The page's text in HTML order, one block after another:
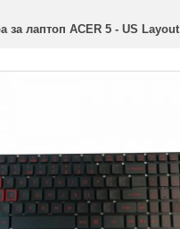
за лаптоп ACER 5 - US Layout